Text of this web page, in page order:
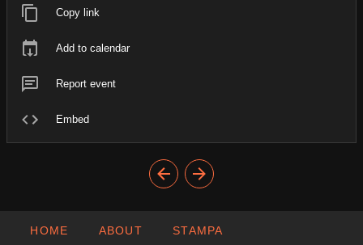
Copy link
Add to calendar
Report event
Embed
HOME ABOUT STAMPA